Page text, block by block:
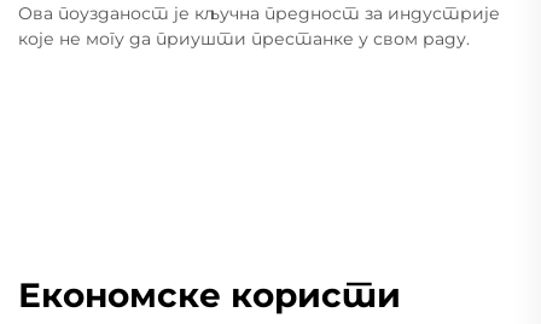
Ова поузданост је кључна предност за индустрије
које не могу да приушти престанке у свом раду.
Економске користи